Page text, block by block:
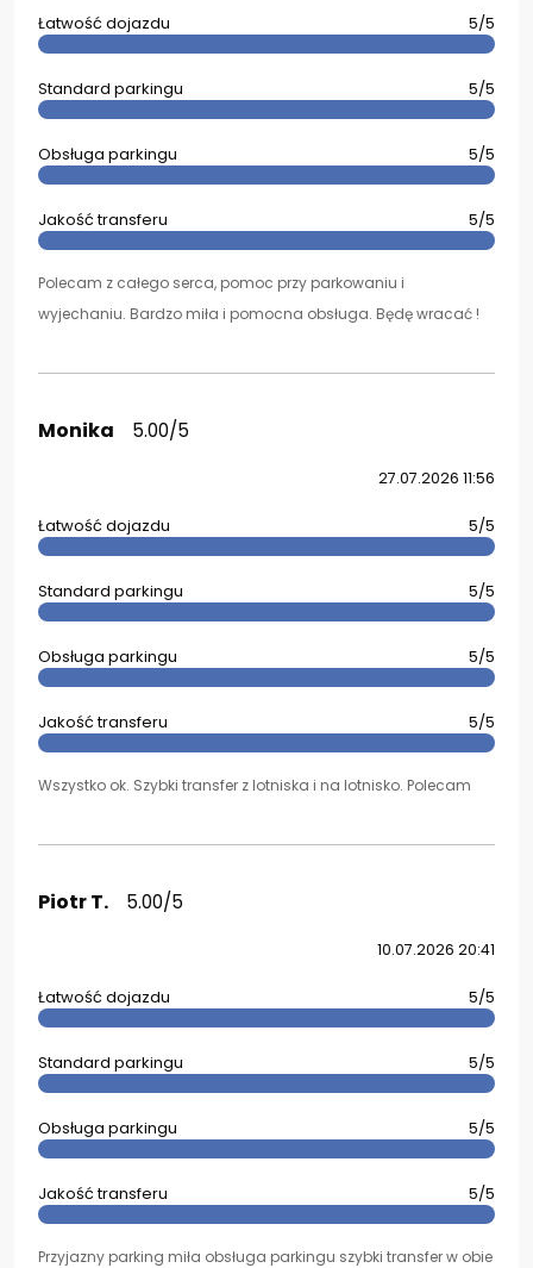
Łatwość dojazdu 5/5
Standard parkingu 5/5
Obsługa parkingu 5/5
Jakość transferu 5/5
Polecam z całego serca, pomoc przy parkowaniu i
wyjechaniu. Bardzo miła i pomocna obsługa. Będę wracać !
Monika 5.00/5
27.07.2026 11:56
Łatwość dojazdu 5/5
Standard parkingu 5/5
Obsługa parkingu 5/5
Jakość transferu 5/5
Wszystko ok. Szybki transfer z lotniska i na lotnisko. Polecam
Piotr T. 5.00/5
10.07.2026 20:41
Łatwość dojazdu 5/5
Standard parkingu 5/5
Obsługa parkingu 5/5
Jakość transferu 5/5
Przyjazny parking miła obsługa parkingu szybki transfer w obie